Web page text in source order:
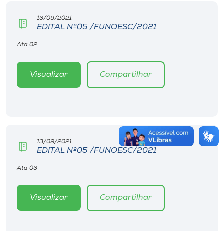
13/09/2021
EDITAL Nº05 /FUNOESC/2021
Ata 02
Visualizar Compartilhar
13/09/2021
EDITAL Nº05 /FUNOESC/2021
Ata 03
Visualizar Compartilhar